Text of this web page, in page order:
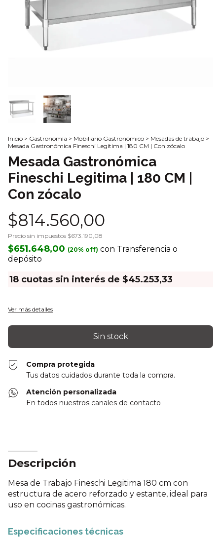
Inicio > Gastronomía > Mobiliario Gastronómico > Mesadas de trabajo >
Mesada Gastronómica Fineschi Legitima | 180 CM | Con zócalo
Mesada Gastronómica
Fineschi Legitima | 180 CM |
Con zócalo
$814.560,00
Precio sin impuestos $673.190,08
$651.648,00 con Transferencia o
depósito
18 cuotas sin interés de $45.253,33
Ver más detalles
Compra protegida
Tus datos cuidados durante toda la compra.
Atención personalizada
En todos nuestros canales de contacto
Descripción
Mesa de Trabajo Fineschi Legitima 180 cm con
estructura de acero reforzado y estante, ideal para
uso en cocinas gastronómicas.
Especificaciones técnicas